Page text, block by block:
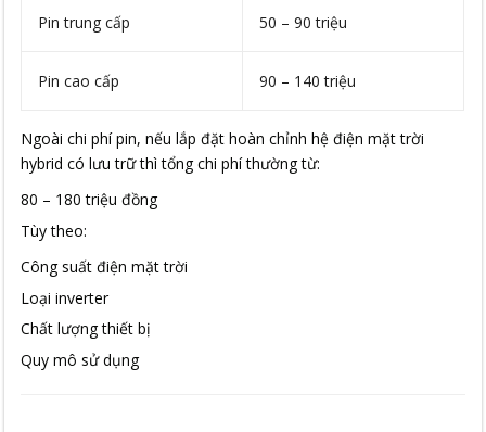
Pin trung cấp 50 – 90 triệu
Pin cao cấp 90 – 140 triệu
Ngoài chi phí pin, nếu lắp đặt hoàn chỉnh hệ điện mặt trời
hybrid có lưu trữ thì tổng chi phí thường từ:
80 – 180 triệu đồng
Tùy theo:
Công suất điện mặt trời
Loại inverter
Chất lượng thiết bị
Quy mô sử dụng